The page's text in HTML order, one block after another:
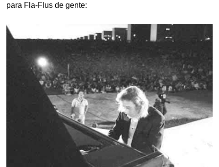
para Fla-Flus de gente: